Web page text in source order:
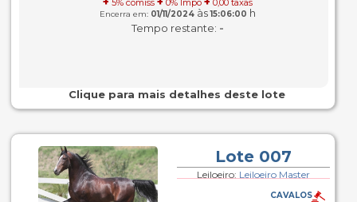
5% comiss 0% Impo 0,00 taxas
Encerra em: 01/11/2024às15:06:00 h
Tempo restante: -
Clique para mais detalhes deste lote
Lote 007
Leiloeiro: Leiloeiro Master
CAVALOS